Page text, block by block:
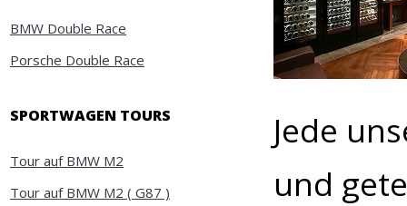
BMW Double Race
Porsche Double Race
SPORTWAGEN TOURS
Tour auf BMW M2
Tour auf BMW M2 ( G87 )
Jede
und